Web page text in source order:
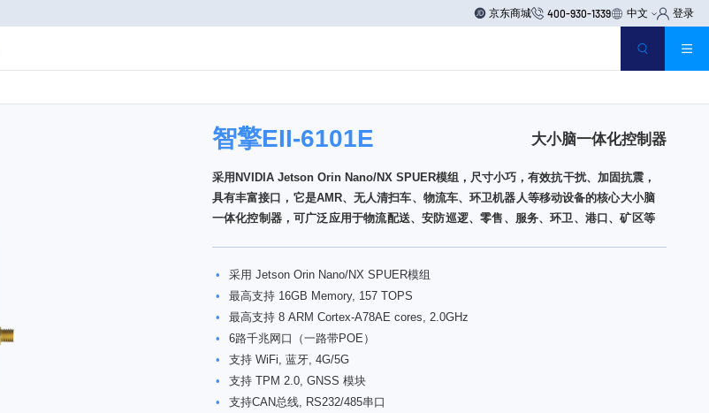
京东商城 400-930-1339 中文 登录
智擎EII-6101E 大小脑一体化控制器
采用NVIDIA Jetson Orin Nano/NX SPUER模组，尺寸小巧，有效抗干扰、加固抗震，
具有丰富接口，它是AMR、无人清扫车、物流车、环卫机器人等移动设备的核心大小脑
一体化控制器，可广泛应用于物流配送、安防巡逻、零售、服务、环卫、港口、矿区等
•
采用 Jetson Orin Nano/NX SPUER模组
•
最高支持 16GB Memory, 157 TOPS
•
最高支持 8 ARM Cortex-A78AE cores, 2.0GHz
•
6路千兆网口（一路带POE）
•
支持 WiFi, 蓝牙, 4G/5G
•
支持 TPM 2.0, GNSS 模块
•
支持CAN总线, RS232/485串口